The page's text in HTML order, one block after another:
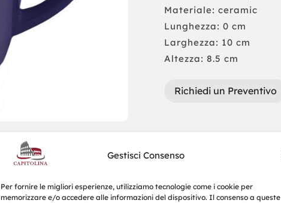
Gestisci Consenso
Per fornire le migliori esperienze, utilizziamo tecnologie come i cookie per
memorizzare e/o accedere alle informazioni del dispositivo. Il consenso a queste
Materiale: ceramic
Lunghezza: 0 cm
Larghezza: 10 cm
Altezza: 8.5 cm
Richiedi un Preventivo